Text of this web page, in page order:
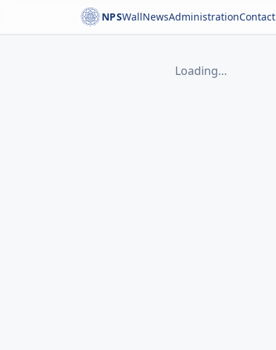
NPSWallNewsAdministrationContact
Loading…